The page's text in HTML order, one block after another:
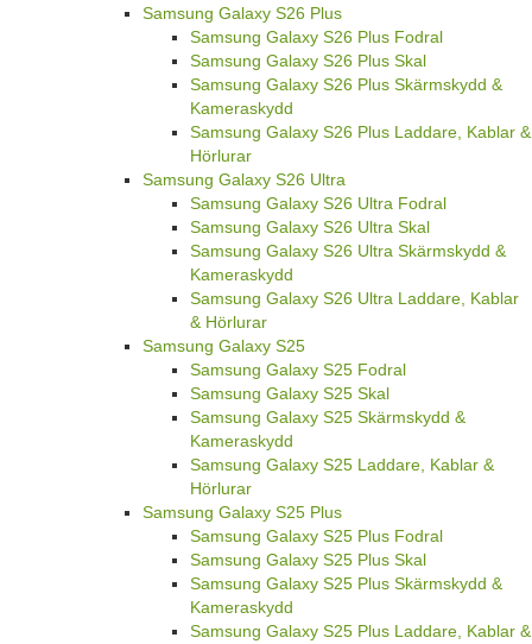
Samsung Galaxy S26 Plus
Samsung Galaxy S26 Plus Fodral
Samsung Galaxy S26 Plus Skal
Samsung Galaxy S26 Plus Skärmskydd &
Kameraskydd
Samsung Galaxy S26 Plus Laddare, Kablar &
Hörlurar
Samsung Galaxy S26 Ultra
Samsung Galaxy S26 Ultra Fodral
Samsung Galaxy S26 Ultra Skal
Samsung Galaxy S26 Ultra Skärmskydd &
Kameraskydd
Samsung Galaxy S26 Ultra Laddare, Kablar
& Hörlurar
Samsung Galaxy S25
Samsung Galaxy S25 Fodral
Samsung Galaxy S25 Skal
Samsung Galaxy S25 Skärmskydd &
Kameraskydd
Samsung Galaxy S25 Laddare, Kablar &
Hörlurar
Samsung Galaxy S25 Plus
Samsung Galaxy S25 Plus Fodral
Samsung Galaxy S25 Plus Skal
Samsung Galaxy S25 Plus Skärmskydd &
Kameraskydd
Samsung Galaxy S25 Plus Laddare, Kablar &